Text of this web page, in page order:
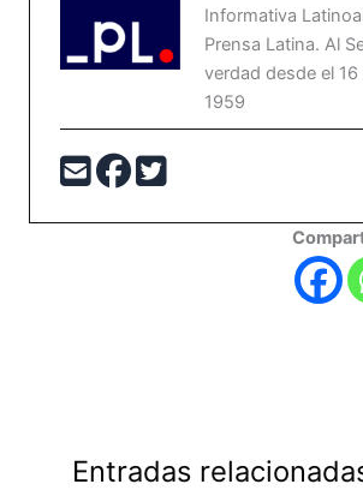
Informativa
Prensa Latina. Al
verdad desde el
1959
Entradas